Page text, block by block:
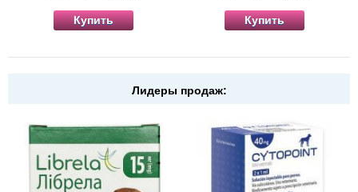
Купить Купить
Лидеры продаж: